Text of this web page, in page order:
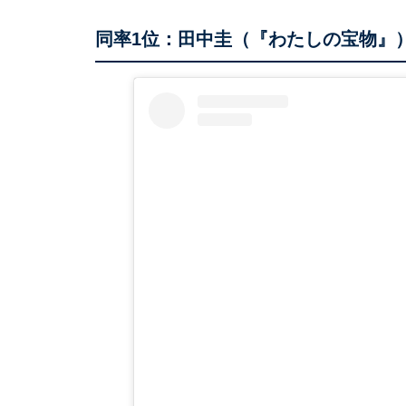
同率1位：田中圭（『わたしの宝物』